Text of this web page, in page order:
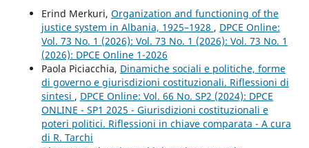
Erind Merkuri, Organization and functioning of the
justice system in Albania, 1925–1928 , DPCE Online:
Vol. 73 No. 1 (2026): Vol. 73 No. 1 (2026): Vol. 73 No. 1
(2026): DPCE Online 1-2026
Paola Piciacchia, Dinamiche sociali e politiche, forme
di governo e giurisdizioni costituzionali. Riflessioni di
sintesi , DPCE Online: Vol. 66 No. SP2 (2024): DPCE
ONLINE - SP1 2025 - Giurisdizioni costituzionali e
poteri politici. Riflessioni in chiave comparata - A cura
di R. Tarchi